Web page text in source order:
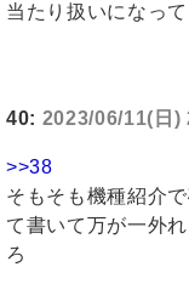
当たり扱いになっ
40: 2023/06/11(日
>>38
そもそも機種紹介
て書いて万が一外
ろ